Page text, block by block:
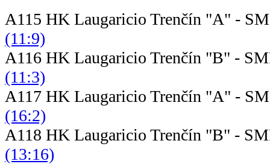
A115 HK Laugaricio Trenčín "A" -
(11:9)
A116 HK Laugaricio Trenčín "B" -
(11:3)
A117 HK Laugaricio Trenčín "A" -
(16:2)
A118 HK Laugaricio Trenčín "B" -
(13:16)